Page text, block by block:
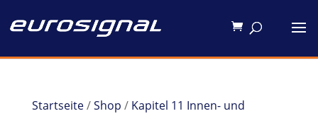
Startseite/Shop / Kapitel 11 Innen- und